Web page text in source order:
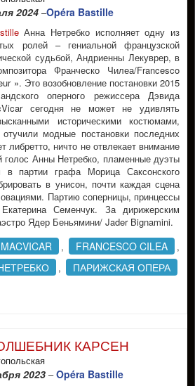
2024 –Opéra Bastille
Анна Нетребко исполняет одну из
ролей – гениальной французской
судьбой, Андриенны Лекуврер, в
Франческо Чилеа/Francesco
». Это возобновление постановки 2015
оперного режиссера Дэвида
сегодня не может не удивлять
историческими костюмами,
модные постановки последних
либретто, ничто не отвлекает внимание
Анны Нетребко, пламенные дуэты
партии графа Морица Саксонского
в унисон, почти каждая сцена
Партию соперницы, принцессы
Семенчук. За дирижерским
Ядер Беньямини/ Jader Bignamini.
, FRANCESCO CILEA ,
, ПАРИЖСКАЯ ОПЕРА
КАРСЕН
2023 –Opéra Bastille